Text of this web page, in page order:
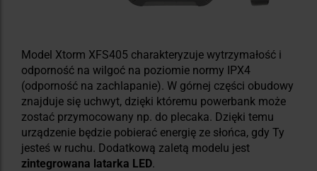
Model Xtorm XFS405 charakteryzuje wytrzymałość i
odporność na wilgoć na poziomie normy IPX4
(odporność na zachlapanie). W górnej części obudowy
znajduje się uchwyt, dzięki któremu powerbank może
zostać przymocowany np. do plecaka. Dzięki temu
urządzenie będzie pobierać energię ze słońca, gdy Ty
jesteś w ruchu. Dodatkową zaletą modelu jest
zintegrowana latarka LED.